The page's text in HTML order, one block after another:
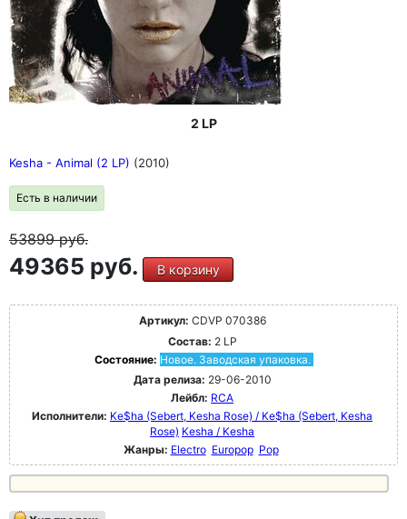
2 LP
Kesha - Animal (2 LP) (2010)
Есть в наличии
53899руб.
49365 руб. В корзину
Артикул: CDVP 070386
Состав: 2 LP
Состояние: Новое. Заводская упаковка.
Дата релиза: 29-06-2010
Лейбл: RCA
Исполнители: Ke$ha (Sebert, Kesha Rose) / Ke$ha (Sebert, Kesha
Rose) Kesha / Kesha
Жанры: Electro Europop Pop